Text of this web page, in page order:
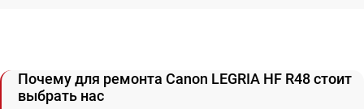
Почему для ремонта Canon LEGRIA HF R48 стоит
выбрать нас